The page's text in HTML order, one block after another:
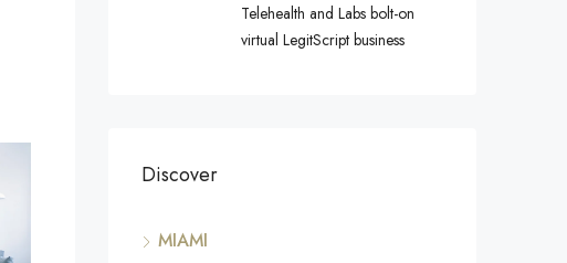
Telehealth and Labs bolt-on
virtual LegitScript business
Discover
MIAMI